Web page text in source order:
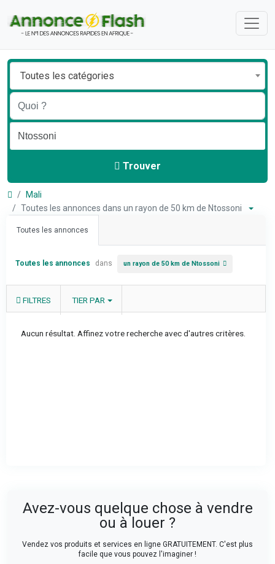
Toutes les catégories
Trouver
Mali
Toutes les annonces dans un rayon de 50 km de Ntossoni
Toutes les annonces
Toutes les annonces dans un rayon de 50 km de Ntossoni
FILTRES TIER PAR
Aucun résultat. Affinez votre recherche avec d'autres critères.
Avez-vous quelque chose à vendre
ou à louer ?
Vendez vos produits et services en ligne GRATUITEMENT. C'est plus
facile que vous pouvez l'imaginer !